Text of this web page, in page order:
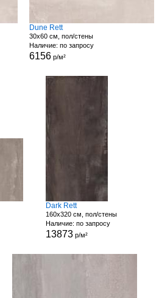
Dune Rett
30x60 см, пол/стены
Наличие: по запросу
6156р/м²
Dark Rett
160x320 см, пол/стены
Наличие: по запросу
13873 р/м²